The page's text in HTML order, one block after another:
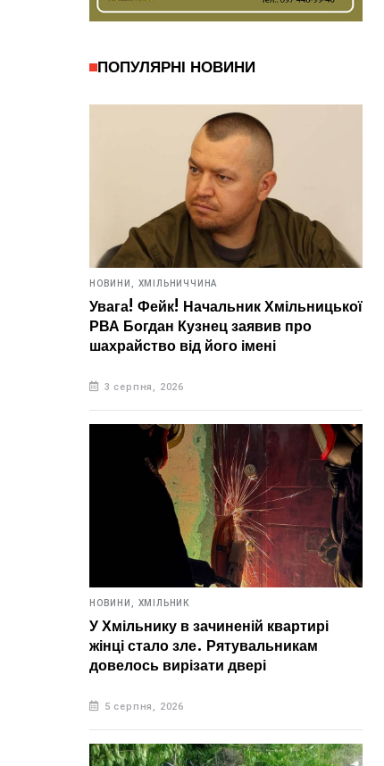
ПОПУЛЯРНІ НОВИНИ
НОВИНИ, ХМІЛЬНИЧЧИНА
Увага! Фейк! Начальник Хмільницької
РВА Богдан Кузнец заявив про
шахрайство від його імені
3 серпня, 2026
НОВИНИ, ХМІЛЬНИК
У Хмільнику в зачиненій квартирі
жінці стало зле. Рятувальникам
довелось вирізати двері
5 серпня, 2026